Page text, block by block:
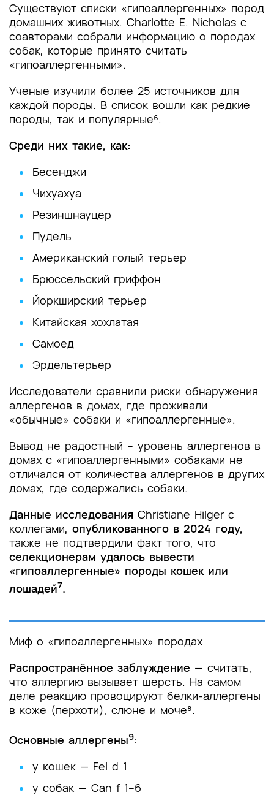
Существуют списки «гипоаллергенных» пород
домашних животных. Charlotte E. Nicholas с
соавторами собрали информацию о породах
собак, которые принято считать
«гипоаллергенными».
Ученые изучили более 25 источников для
каждой породы. В список вошли как редкие
породы, так и популярные⁶.
Среди них такие, как:
Бесенджи
Чихуахуа
Резиншнауцер
Пудель
Американский голый терьер
Брюссельский гриффон
Йоркширский терьер
Китайская хохлатая
Самоед
Эрдельтерьер
Исследователи сравнили риски обнаружения
аллергенов в домах, где проживали
«обычные» собаки и «гипоаллергенные».
Вывод не радостный – уровень аллергенов в
домах с «гипоаллергенными» собаками не
отличался от количества аллергенов в других
домах, где содержались собаки.
Данные исследования Christiane Hilger с
коллегами, опубликованного в 2024 году,
также не подтвердили факт того, что
селекционерам удалось вывести
«гипоаллергенные» породы кошек или
лошадей7.
Миф о «гипоаллергенных» породах
Распространённое заблуждение — считать,
что аллергию вызывает шерсть. На самом
деле реакцию провоцируют белки-аллергены
в коже (перхоти), слюне и моче⁸.
Основные аллергены9:
у кошек — Fel d 1
у собак — Can f 1–6